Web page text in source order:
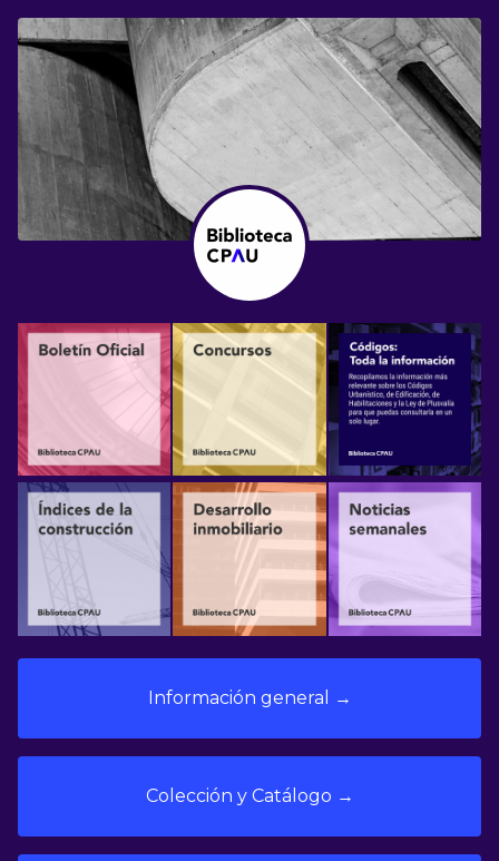
Información general →
Colección y Catálogo →